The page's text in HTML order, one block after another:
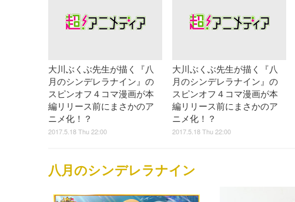
大川ぶくぶ先生が描く『八
月のシンデレラナイン』の
スピンオフ４コマ漫画が本
編リリース前にまさかのア
ニメ化！？
2017.5.18 Thu 22:00
大川ぶくぶ先生が描く『八
月のシンデレラナイン』の
スピンオフ４コマ漫画が本
編リリース前にまさかのア
ニメ化！？
2017.5.18 Thu 22:00
八月のシンデレラナイン